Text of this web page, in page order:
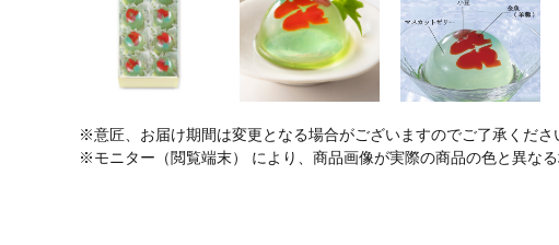
※意匠、お届け期間は変更となる場合がございますのでご了承くださ
※モニター（閲覧端末） により、商品画像が実際の商品の色と異なる